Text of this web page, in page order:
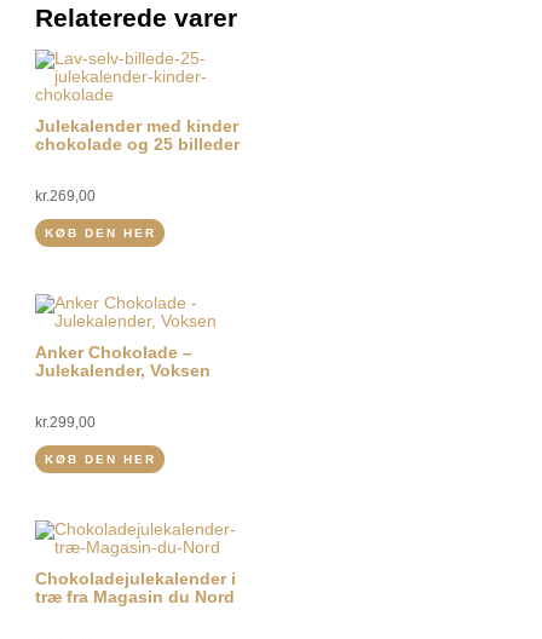
Relaterede varer
Julekalender med kinder
chokolade og 25 billeder
kr.269,00
KØB DEN HER
Anker Chokolade –
Julekalender, Voksen
kr.299,00
KØB DEN HER
Chokoladejulekalender i
træ fra Magasin du Nord